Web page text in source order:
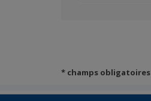
* champs obligatoires